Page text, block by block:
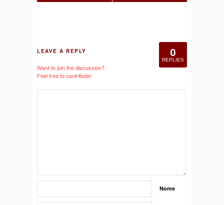
0
REPLIES
LEAVE A REPLY
Want to join the discussion?
Feel free to contribute!
Nome